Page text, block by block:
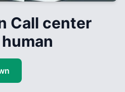
Call center